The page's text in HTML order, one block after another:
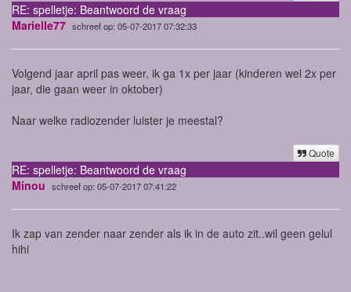
RE: spelletje: Beantwoord de vraag
Marielle77 schreef op: 05-07-2017 07:32:33
Volgend jaar april pas weer, ik ga 1x per jaar (kinderen wel 2x per
jaar, die gaan weer in oktober)
Naar welke radiozender luister je meestal?
Quote
RE: spelletje: Beantwoord de vraag
Minou schreef op: 05-07-2017 07:41:22
Ik zap van zender naar zender als ik in de auto zit..wil geen gelul
hihi